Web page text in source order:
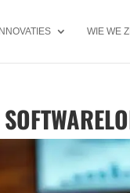
INNOVATIES WIE WE